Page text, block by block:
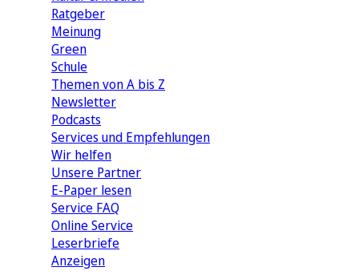
Ratgeber
Meinung
Green
Schule
Themen von A bis Z
Newsletter
Podcasts
Services und Empfehlungen
Wir helfen
Unsere Partner
E-Paper lesen
Service FAQ
Online Service
Leserbriefe
Anzeigen